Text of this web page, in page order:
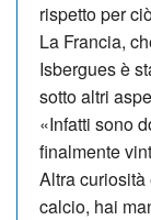
rispetto per
La Francia,
Isbergues è
sotto altri
«Infatti sono
finalmente
Altra
calcio, hai